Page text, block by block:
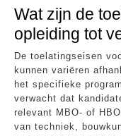
Wat zijn de
opleiding tot
De toelatingseisen
kunnen variëren
het specifieke
verwacht dat
relevant MBO- of
van techniek,